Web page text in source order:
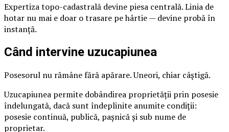
Expertiza topo-cadastrală devine piesa centrală. Linia de
hotar nu mai e doar o trasare pe hârtie — devine probă în
instanță.
Când intervine uzucapiunea
Posesorul nu rămâne fără apărare. Uneori, chiar câștigă.
Uzucapiunea permite dobândirea proprietății prin posesie
îndelungată, dacă sunt îndeplinite anumite condiții:
posesie continuă, publică, pașnică și sub nume de
proprietar.